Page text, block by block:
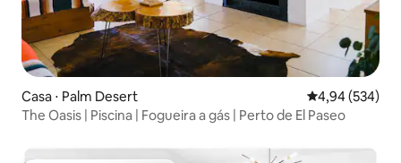
Casa ⋅ Palm Desert 4,94 de uma
4,94 (534)
The Oasis | Piscina | Fogueira a gás | Perto de El Paseo